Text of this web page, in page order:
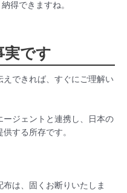
得できますね。
実です
えできれば、すぐにご理解い
ジェントと連携し、日本の
する所存です。
は、固くお断りいたしま